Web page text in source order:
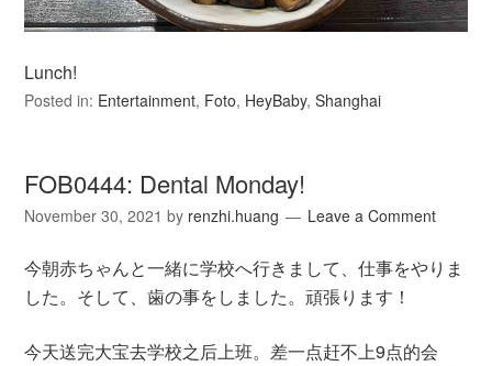
Lunch!
Posted in: Entertainment, Foto, HeyBaby,Shanghai
FOB0444: Dental Monday!
November 30, 2021 by renzhi.huang Leave a Comment
今朝赤ちゃんと一緒に学校へ行きまして、仕事をやりま
した。そして、歯の事をしました。頑張ります！
今天送完大宝去学校之后上班。差一点赶不上9点的会